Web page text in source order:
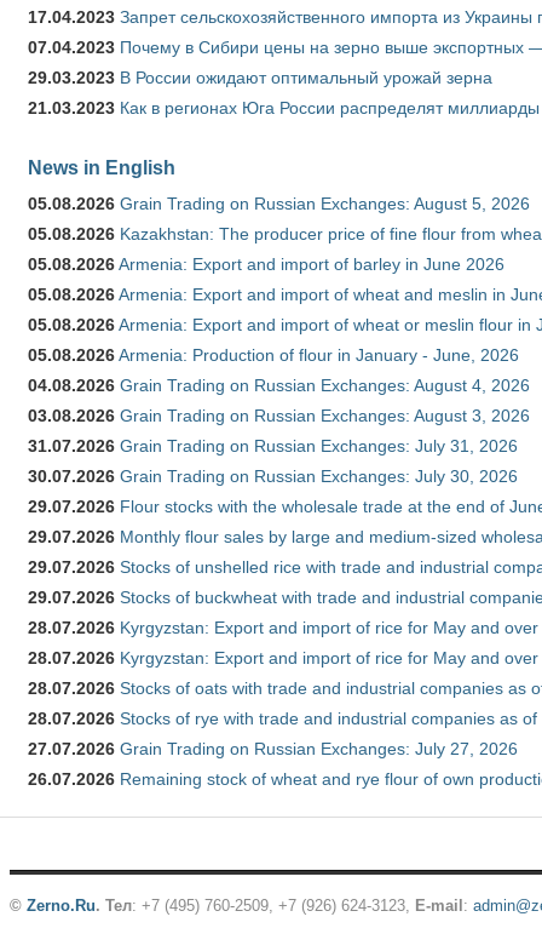
17.04.2023 Запрет сельскохозяйственного импорта из
07.04.2023 Почему в Сибири цены на зерно выше экспортных
29.03.2023 В России ожидают оптимальный урожай зерна
21.03.2023 Как в регионах Юга России распределят
News in English
05.08.2026 Grain Trading on Russian Exchanges: August 5, 2026
05.08.2026 Kazakhstan: The producer price of fine flour from
05.08.2026Armenia: Export and import of barley in June 2026
05.08.2026Armenia: Export and import of wheat and meslin in
05.08.2026Armenia: Export and import of wheat or meslin flour in
05.08.2026Armenia: Production of flour in January - June, 2026
04.08.2026 Grain Trading on Russian Exchanges: August 4, 2026
03.08.2026 Grain Trading on Russian Exchanges: August 3, 2026
31.07.2026 Grain Trading on Russian Exchanges: July 31, 2026
30.07.2026 Grain Trading on Russian Exchanges: July 30, 2026
29.07.2026 Flour stocks with the wholesale trade at the end of
29.07.2026 Monthly flour sales by large and medium-sized
29.07.2026 Stocks of unshelled rice with trade and industrial
29.07.2026 Stocks of buckwheat with trade and industrial
28.07.2026 Kyrgyzstan: Export and import of rice for May and
28.07.2026 Kyrgyzstan: Export and import of rice for May and
28.07.2026 Stocks of oats with trade and industrial companies as
28.07.2026 Stocks of rye with trade and industrial companies as
27.07.2026 Grain Trading on Russian Exchanges: July 27, 2026
26.07.2026 Remaining stock of wheat and rye flour of own
© Zerno.Ru. Тел: +7 (495) 760-2509, +7 (926) 624-3123, E-mail :